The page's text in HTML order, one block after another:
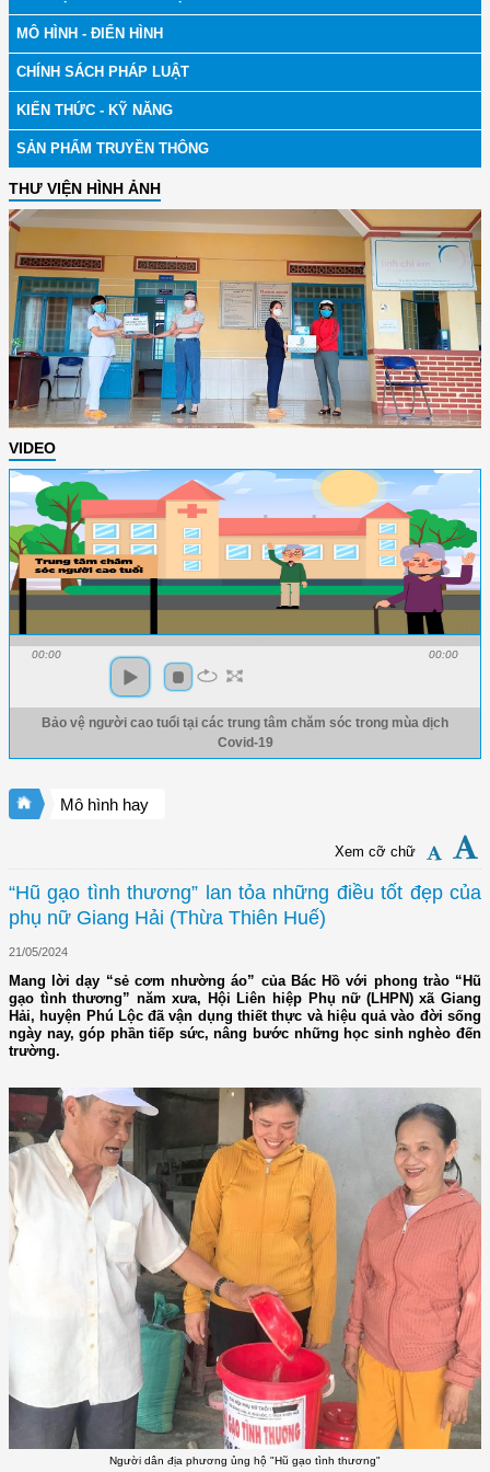
MÔ HÌNH - ĐIỂN HÌNH
CHÍNH SÁCH PHÁP LUẬT
KIẾN THỨC - KỸ NĂNG
SẢN PHẨM TRUYỀN THÔNG
THƯ VIỆN HÌNH ẢNH
VIDEO
00:00 00:00
Bảo vệ người cao tuổi tại các trung tâm chăm sóc trong mùa dịch
Covid-19
Mô hình hay
Xem cỡ chữ
“Hũ gạo tình thương” lan tỏa những điều tốt đẹp của
phụ nữ Giang Hải (Thừa Thiên Huế)
21/05/2024
Mang lời dạy “sẻ cơm nhường áo” của Bác Hồ với phong trào “Hũ
gạo tình thương” năm xưa, Hội Liên hiệp Phụ nữ (LHPN) xã Giang
Hải, huyện Phú Lộc đã vận dụng thiết thực và hiệu quả vào đời sống
ngày nay, góp phần tiếp sức, nâng bước những học sinh nghèo đến
trường.
Người dân địa phương ủng hộ "Hũ gạo tình thương"